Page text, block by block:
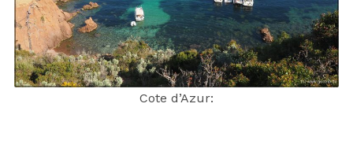
Cote d’Azur: